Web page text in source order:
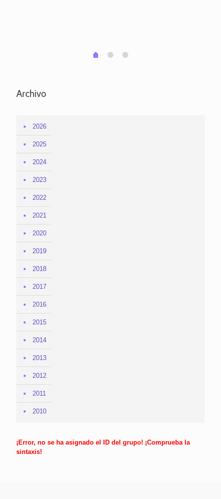
0 1 2
Archivo
2026
2025
2024
2023
2022
2021
2020
2019
2018
2017
2016
2015
2014
2013
2012
2011
2010
¡Error, no se ha asignado el ID del grupo! ¡Comprueba la
sintaxis!